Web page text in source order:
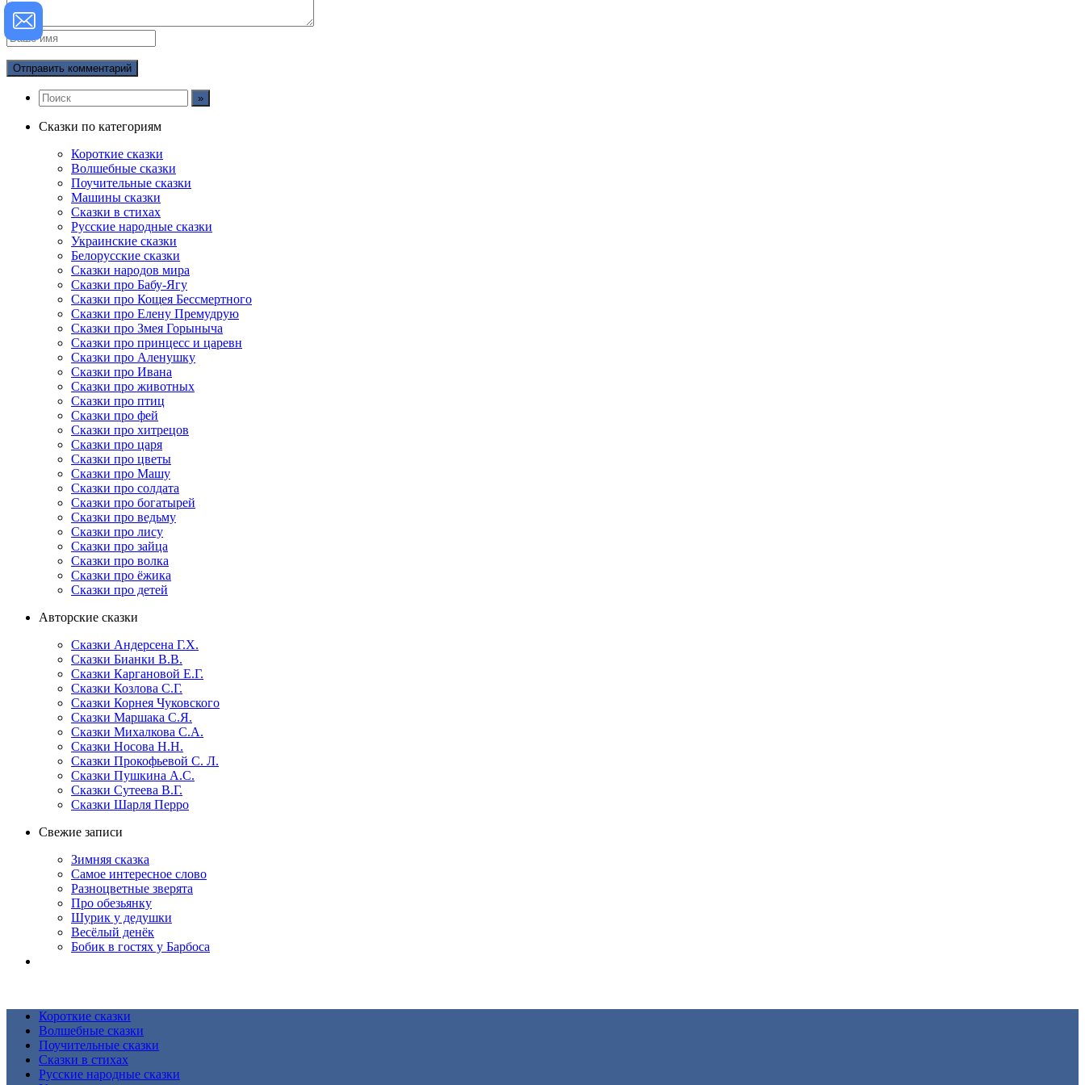
Сказки по категориям
Короткие сказки
Волшебные сказки
Поучительные сказки
Машины сказки
Сказки в стихах
Русские народные сказки
Украинские сказки
Белорусские сказки
Сказки народов мира
Сказки про Бабу-Ягу
Сказки про Кощея Бессмертного
Сказки про Елену Премудрую
Сказки про Змея Горыныча
Сказки про принцесс и царевн
Сказки про Аленушку
Сказки про Ивана
Сказки про животных
Сказки про птиц
Сказки про фей
Сказки про хитрецов
Сказки про царя
Сказки про цветы
Сказки про Машу
Сказки про солдата
Сказки про богатырей
Сказки про ведьму
Сказки про лису
Сказки про зайца
Сказки про волка
Сказки про ёжика
Сказки про детей
Авторские сказки
Сказки Андерсена Г.Х.
Сказки Бианки В.В.
Сказки Каргановой Е.Г.
Сказки Козлова С.Г.
Сказки Корнея Чуковского
Сказки Маршака С.Я.
Сказки Михалкова С.А.
Сказки Носова Н.Н.
Сказки Прокофьевой С. Л.
Сказки Пушкина А.С.
Сказки Сутеева В.Г.
Сказки Шарля Перро
Свежие записи
Зимняя сказка
Самое интересное слово
Разноцветные зверята
Про обезьянку
Шурик у дедушки
Весёлый денёк
Бобик в гостях у Барбоса
Короткие сказки
Волшебные сказки
Поучительные сказки
Сказки в стихах
Русские народные сказки